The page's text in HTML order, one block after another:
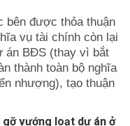
bên được thỏa thuận
vụ tài chính còn lại
án BĐS (thay vì bắt
thành toàn bộ nghĩa
nhượng), tạo thuận
vướng loạt dự án ở